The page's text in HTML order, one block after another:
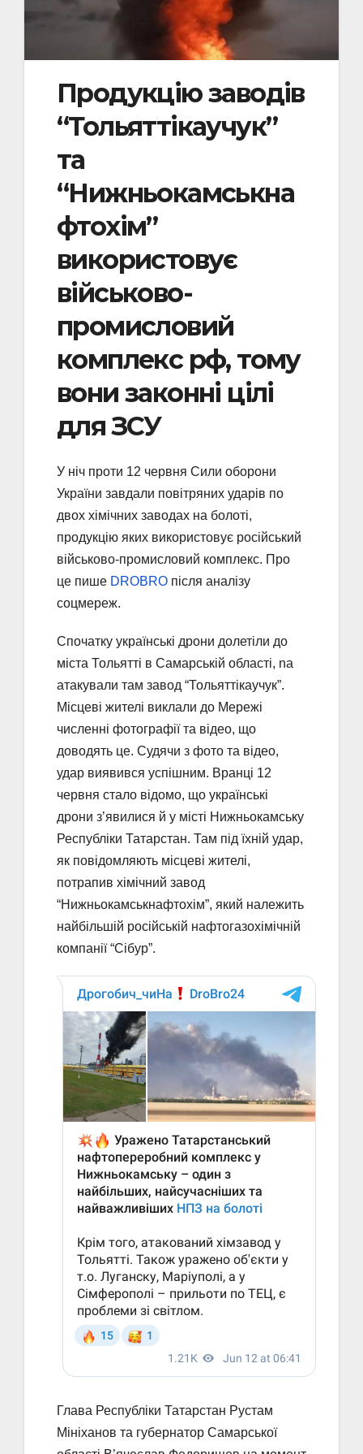
Продукцію заводів
“Тольяттікаучук”
та
“Нижньокамськна
фтохім”
використовує
військово-
промисловий
комплекс рф, тому
вони законні цілі
для ЗСУ
У ніч проти 12 червня Сили оборони
України завдали повітряних ударів по
двох хімічних заводах на болоті,
продукцію яких використовує російський
військово-промисловий комплекс. Про
це пише DROBRO після аналізу
соцмереж.
Спочатку українські дрони долетіли до
міста Тольятті в Самарській області, nа
атакували там завод “Тольяттікаучук”.
Місцеві жителі виклали до Мережі
численні фотографії та відео, що
доводять це. Судячи з фото та відео,
удар виявився успішним. Вранці 12
червня стало відомо, що українські
дрони з’явилися й у місті Нижньокамську
Республіки Татарстан. Там під їхній удар,
як повідомляють місцеві жителі,
потрапив хімічний завод
“Нижньокамськнафтохім”, який належить
найбільшій російській нафтогазохімічній
компанії “Сібур”.
Глава Республіки Татарстан Рустам
Мініханов та губернатор Самарської